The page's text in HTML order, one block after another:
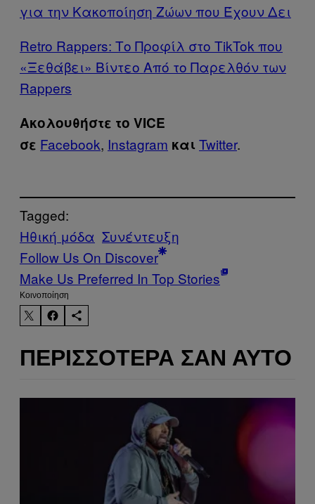
για την Κακοποίηση Ζώων που Έχουν Δει
Retro Rappers: Το Προφίλ στο TikTok που
«Ξεθάβει» Βίντεο Από το Παρελθόν των
Rappers
Ακολουθήστε το VICE
σε Facebook, Instagram και Twitter.
Tagged:
Ηθική μόδα Συνέντευξη
Follow Us On Discover
Make Us Preferred In Top Stories
Kοινοποίηση
ΠΕΡΙΣΣΌΤΕΡΑ ΣΑΝ ΑΥΤΌ